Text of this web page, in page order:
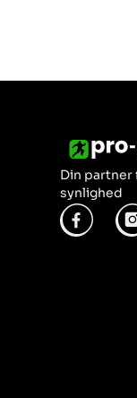
Din partner
synlighed